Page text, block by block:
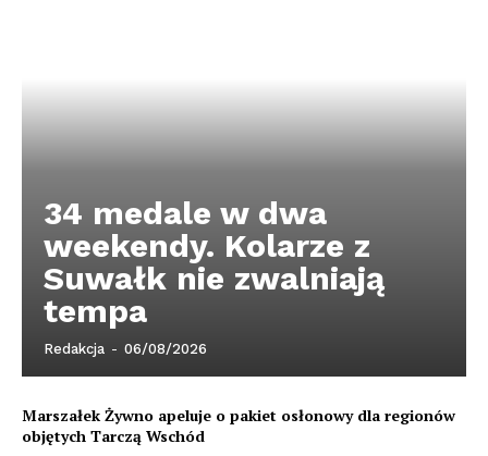
34 medale w dwa
weekendy. Kolarze z
Suwałk nie zwalniają
tempa
Redakcja - 06/08/2026
Marszałek Żywno apeluje o pakiet osłonowy dla regionów
objętych Tarczą Wschód